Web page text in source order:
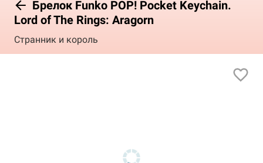
Брелок Funko POP! Pocket Keychain.
Lord of The Rings: Aragorn
Странник и король